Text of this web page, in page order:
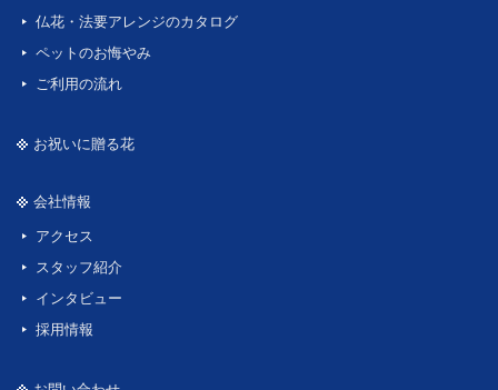
仏花・法要アレンジのカタログ
ペットのお悔やみ
ご利用の流れ
お祝いに贈る花
会社情報
アクセス
スタッフ紹介
インタビュー
採用情報